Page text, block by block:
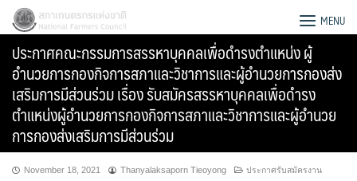
Skip
content
สภาเกษตรกรแห่งชาติ MENU
ประกาศคณะกรรมการสรรหาบุคคลเพื่อดำรงตำแหน่ง ผู้
อำนวยการกองกิจการสภาและวิชาการและผู้อำนวยการกองส่ง
เสริมการมีส่วนร่วม เรื่อง รับสมัครสรรหาบุคคลเพื่อดำรง
ตำแหน่งผู้อำนวยการกองกิจการสภาและวิชาการและผู้อำนวย
การกองส่งเสริมการมีส่วนร่วม
November 18, 2021 Thanyalaksaporn Tieoyong ประกาศรับสมัครงาน